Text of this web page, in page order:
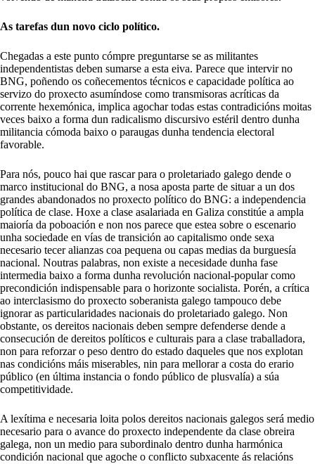
As tarefas dun novo ciclo político.
Chegadas a este punto cómpre preguntarse se as militantes
independentistas deben sumarse a esta eiva. Parece que intervir no
BNG, poñendo os coñecementos técnicos e capacidade política ao
servizo do proxecto asumíndose como transmisoras acríticas da
corrente hexemónica, implica agochar todas estas contradicións moitas
veces baixo a forma dun radicalismo discursivo estéril dentro dunha
militancia cómoda baixo o paraugas dunha tendencia electoral
favorable.
Para nós, pouco hai que rascar para o proletariado galego dende o
marco institucional do BNG, a nosa aposta parte de situar a un dos
grandes abandonados no proxecto político do BNG: a independencia
política de clase. Hoxe a clase asalariada en Galiza constitúe a ampla
maioría da poboación e non nos parece que estea sobre o escenario
unha sociedade en vías de transición ao capitalismo onde sexa
necesario tecer alianzas coa pequena ou capas medias da burguesía
nacional. Noutras palabras, non existe a necesidade dunha fase
intermedia baixo a forma dunha revolución nacional-popular como
precondición indispensable para o horizonte socialista. Porén, a crítica
ao interclasismo do proxecto soberanista galego tampouco debe
ignorar as particularidades nacionais do proletariado galego. Non
obstante, os dereitos nacionais deben sempre defenderse dende a
consecución de dereitos políticos e culturais para a clase traballadora,
non para reforzar o peso dentro do estado daqueles que nos explotan
nas condicións máis miserables, nin para mellorar a costa do erario
público (en última instancia o fondo público de plusvalía) a súa
competitividade.
A lexítima e necesaria loita polos dereitos nacionais galegos será medio
necesario para o avance do proxecto independente da clase obreira
galega, non un medio para subordinalo dentro dunha harmónica
condición nacional que agoche o conflicto subxacente ás relacións